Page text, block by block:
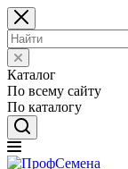
Каталог
По всему сайту
По каталогу